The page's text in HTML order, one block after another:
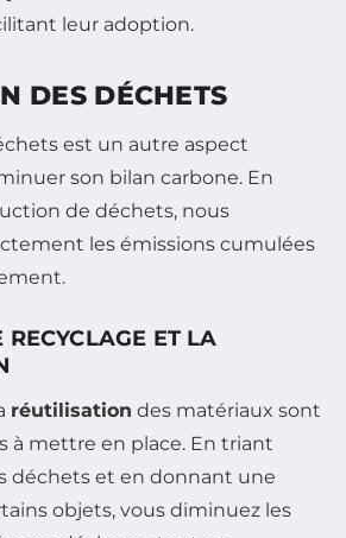
leur adoption.
DES DÉCHETS
est un autre aspect
son bilan carbone. En
de déchets, nous
les émissions cumulées
RECYCLAGE ET LA
réutilisation des matériaux sont
à mettre en place. En triant
déchets et en donnant une
objets, vous diminuez les